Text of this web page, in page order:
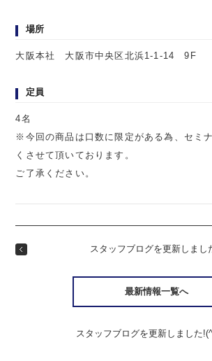
場所
大阪本社 大阪市中央区北浜1-1-14 9F
定員
4名
※今回の商品は口数に限定がある為、セミ
くさせて頂いております。
ご了承ください。
スタッフブログを更新しまし
最新情報一覧へ
スタッフブログを更新しました